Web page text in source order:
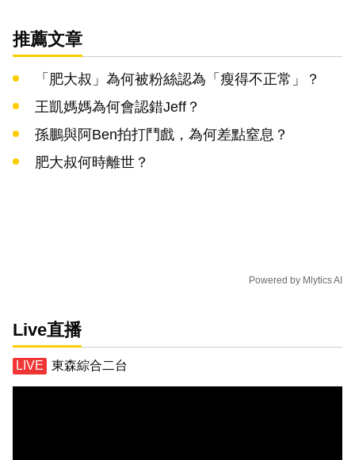
推薦文章
「肥大叔」為何被粉絲認為「瘦得不正常」？
王凱媽媽為何會認錯Jeff？
孫鵬與阿Ben拍打鬥戲，為何差點窒息？
肥大叔何時離世？
Powered by Mlytics AI
Live直播
東森綜合二台